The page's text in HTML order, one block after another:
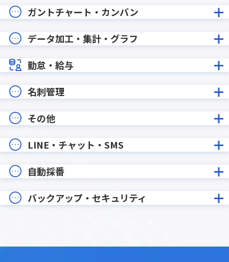
ガントチャート・カンバン
データ加工・集計・グラフ
勤怠・給与
名刺管理
その他
LINE・チャット・SMS
自動採番
バックアップ・セキュリティ